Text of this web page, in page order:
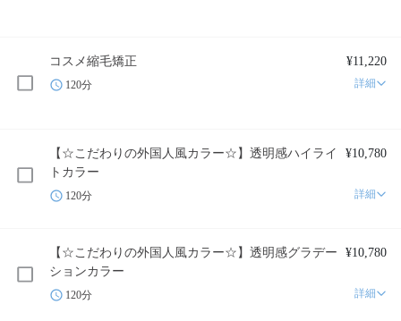
コスメ縮毛矯正 ¥11,220
120分 詳細
【☆こだわりの外国人風カラー☆】透明感ハイライ
トカラー
¥10,780
120分 詳細
【☆こだわりの外国人風カラー☆】透明感グラデー
ションカラー
¥10,780
120分 詳細